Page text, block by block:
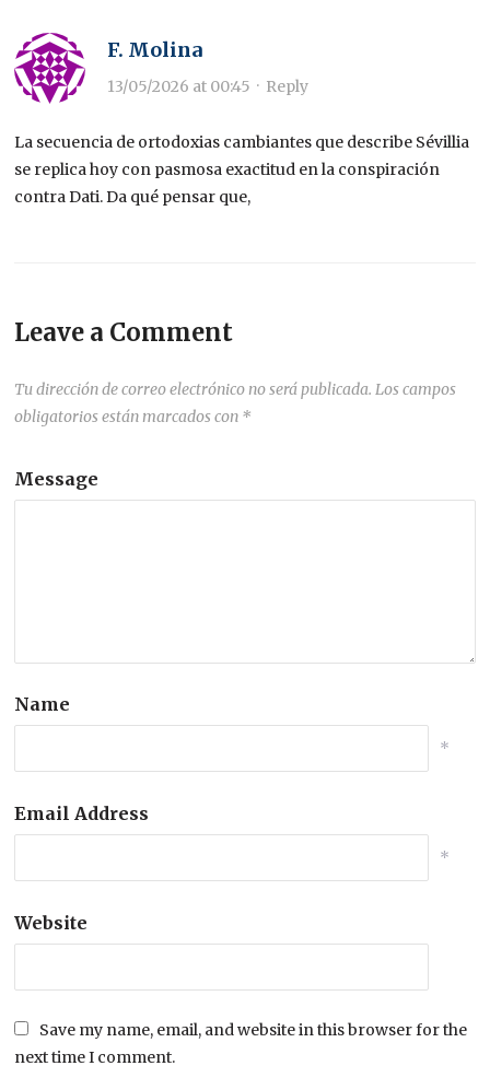
F. Molina
13/05/2026 at 00:45 · Reply
La secuencia de ortodoxias cambiantes que describe Sévillia
se replica hoy con pasmosa exactitud en la conspiración
contra Dati. Da qué pensar que,
Leave a Comment
Tu dirección de correo electrónico no será publicada. Los campos
obligatorios están marcados con *
Message
Name
*
Email Address
*
Website
Save my name, email, and website in this browser for the
next time I comment.